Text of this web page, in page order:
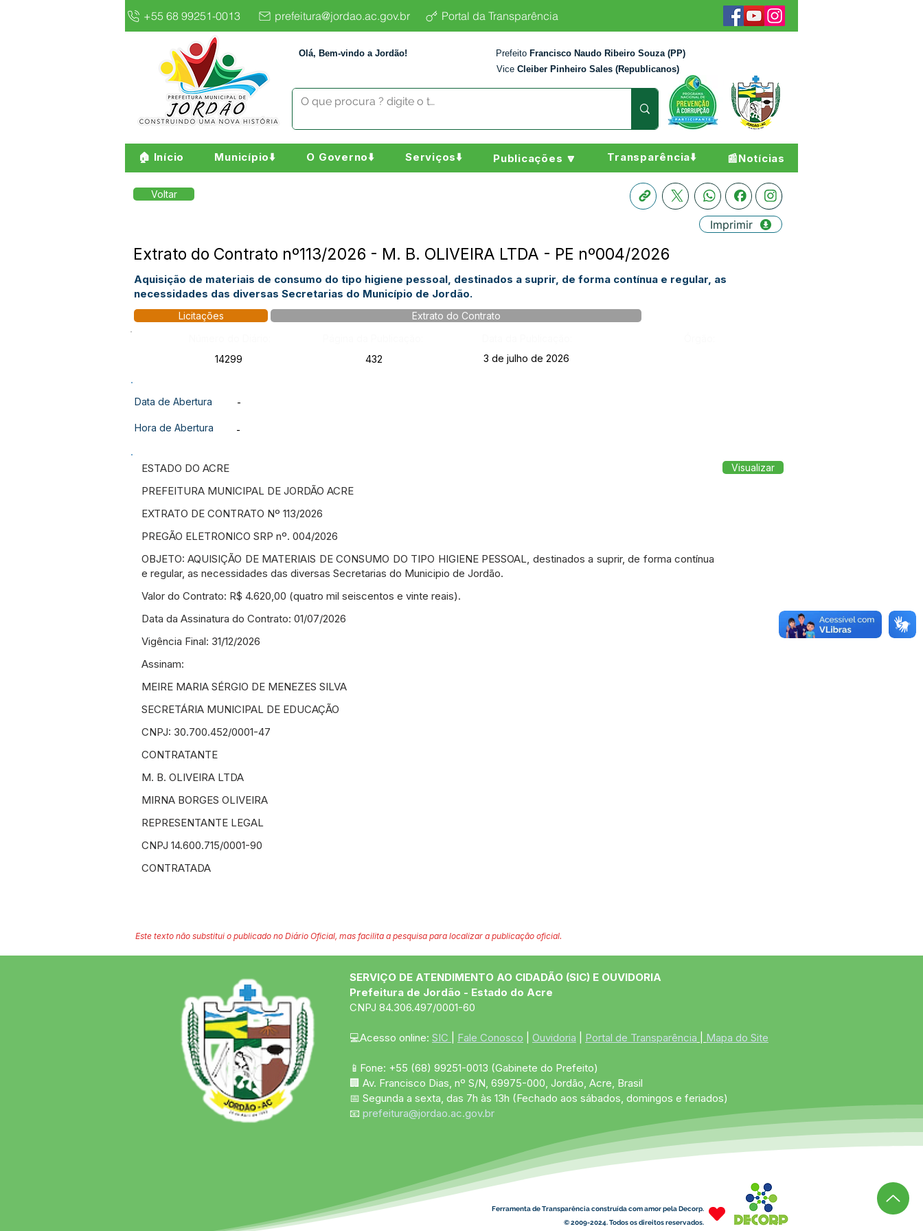
+55 68 99251-0013 prefeitura@jordao.ac.gov.br Portal da Transparência
Olá, Bem-vindo a Jordão! Prefeito Francisco Naudo Ribeiro Souza (PP)
Vice Cleiber Pinheiro Sales (Republicanos)
🏠 Início Município⬇️ O Governo⬇️ Serviços⬇️ Publicações 🔽 Transparência⬇️ 📰Notícias
Voltar
Imprimir
Extrato do Contrato nº113/2026 - M. B. OLIVEIRA LTDA - PE nº004/2026
Aquisição de materiais de consumo do tipo higiene pessoal, destinados a suprir, de forma contínua e regular, as
necessidades das diversas Secretarias do Município de Jordão.
Licitações
Extrato do Contrato
14299
432 3 de julho de 2026
Data de Abertura -
Hora de Abertura -
ESTADO DO ACRE
PREFEITURA MUNICIPAL DE JORDÃO ACRE
EXTRATO DE CONTRATO Nº 113/2026
PREGÃO ELETRONICO SRP nº. 004/2026
OBJETO: AQUISIÇÃO DE MATERIAIS DE CONSUMO DO TIPO HIGIENE PESSOAL, destinados a suprir, de forma contínua
e regular, as necessidades das diversas Secretarias do Municipio de Jordão.
Valor do Contrato: R$ 4.620,00 (quatro mil seiscentos e vinte reais).
Data da Assinatura do Contrato: 01/07/2026
Vigência Final: 31/12/2026
Assinam:
MEIRE MARIA SÉRGIO DE MENEZES SILVA
SECRETÁRIA MUNICIPAL DE EDUCAÇÃO
CNPJ: 30.700.452/0001-47
CONTRATANTE
M. B. OLIVEIRA LTDA
MIRNA BORGES OLIVEIRA
REPRESENTANTE LEGAL
CNPJ 14.600.715/0001-90
CONTRATADA
Visualizar
Este texto não substitui o publicado no Diário Oficial, mas facilita a pesquisa para localizar a publicação oficial.
SERVIÇO DE ATENDIMENTO AO CIDADÃO (SIC) E OUVIDORIA
Prefeitura de Jordão - Estado do Acre
CNPJ 84.306.497/0001-60
💻Acesso online: SIC Fale Conosco Ouvidoria Portal de Transparência Mapa do Site
📱Fone: +55 (68) 99251-0013 (Gabinete do Prefeito)
🏢 Av. Francisco Dias, nº S/N, 69975-000, Jordão, Acre, Brasil
📅 Segunda a sexta, das 7h às 13h (Fechado aos sábados, domingos e feriados)
📧 prefeitura@jordao.ac.gov.br
Ferramenta de Transparência construída com amor pela Decorp.
© 2009-2024. Todos os direitos reservados.